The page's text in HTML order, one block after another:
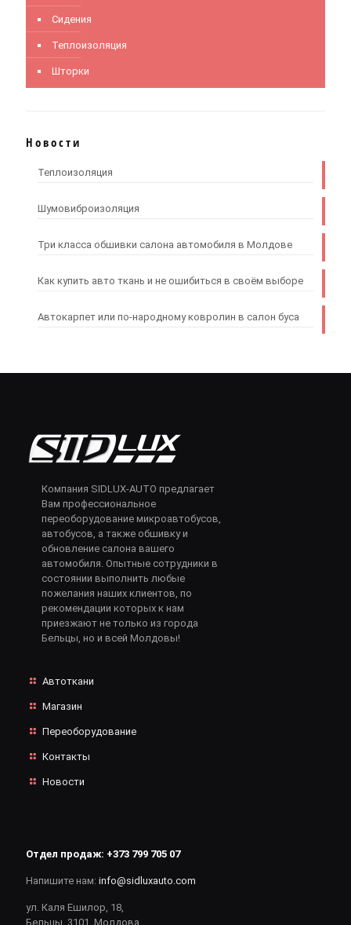
Сидения
Теплоизоляция
Шторки
Новости
Теплоизоляция
Шумовиброизоляция
Три класса обшивки салона автомобиля в Молдове
Как купить авто ткань и не ошибиться в своём выборе
Автокарпет или по-народному ковролин в салон буса
Компания SIDLUX-AUTO предлагает
Вам профессиональное
переоборудование микроавтобусов,
автобусов, а также обшивку и
обновление салона вашего
автомобиля. Опытные сотрудники в
состоянии выполнить любые
пожелания наших клиентов, по
рекомендации которых к нам
приезжают не только из города
Бельцы, но и всей Молдовы!
Автоткани
Магазин
Переоборудование
Контакты
Новости
Отдел продаж: +373 799 705 07
Напишите нам: info@sidluxauto.com
ул. Каля Ешилор, 18,
Бельцы, 3101. Молдова